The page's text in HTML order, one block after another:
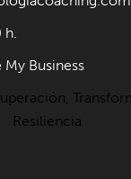
h.
Business